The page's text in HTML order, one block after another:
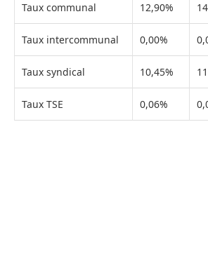
Taux communal 12,90%
Taux intercommunal 0,00%
Taux syndical 10,45%
Taux TSE 0,06%